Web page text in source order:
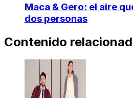
Maca & Gero: el aire
dos personas
Contenido